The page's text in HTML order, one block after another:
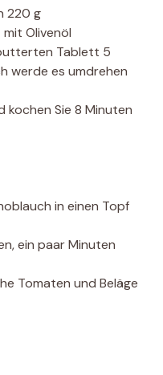
220 g
Olivenöl
Tablett 5
werde es umdrehen
kochen Sie 8 Minuten
in einen Topf
ein paar Minuten
Tomaten und Beläge